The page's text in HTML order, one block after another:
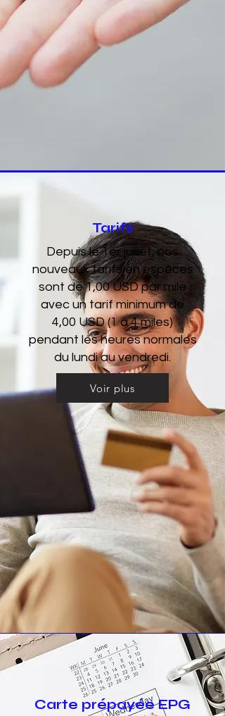
Tarifs
Depuis le 1er juillet, nos
nouveaux tarifs en espèces
sont de 1,00 USD par mile
avec un tarif minimum de
4,00 USD (1 à 4 miles)
pendant les heures normales
du lundi au vendredi.
Voir plus
Carte prépayée EPG